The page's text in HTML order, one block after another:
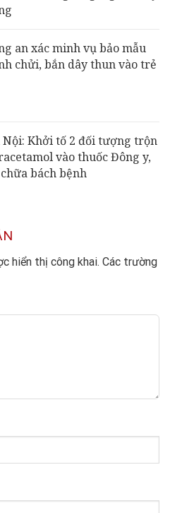
an xác minh vụ bảo mẫu
chửi, bắn dây thun vào trẻ
Nội: Khởi tố 2 đối tượng trộn
vào thuốc Đông y,
bách bệnh
hiển thị công khai. Các trường